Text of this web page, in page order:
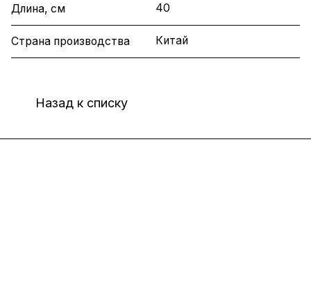
Длина, см 40
Страна производства Китай
Назад к списку